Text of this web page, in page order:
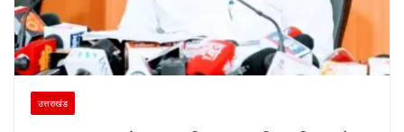
उत्तराखंड